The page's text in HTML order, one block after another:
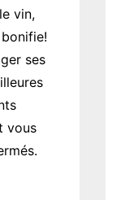
vin,
ses
vous